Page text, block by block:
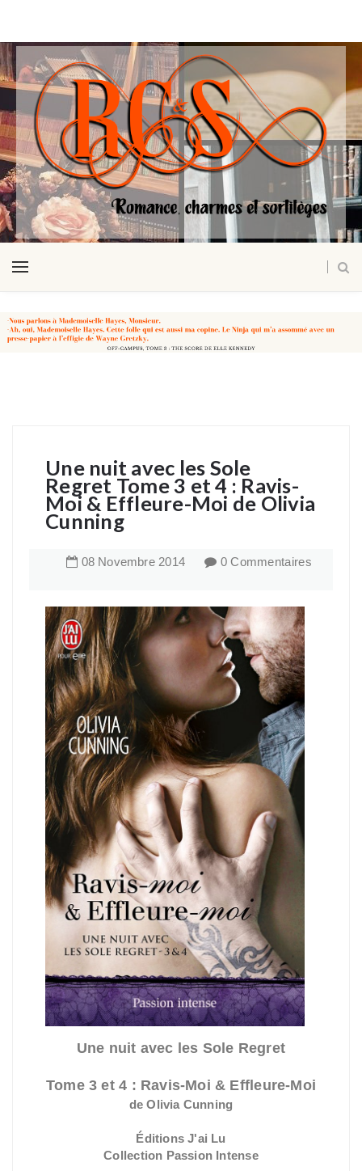
Une nuit avec les Sole
Regret Tome 3 et 4 : Ravis-
Moi & Effleure-Moi de Olivia
Cunning
08 Novembre 2014 0 Commentaires
Une nuit avec les Sole Regret
Tome 3 et 4 : Ravis-Moi & Effleure-Moi
de Olivia Cunning
Éditions J'ai Lu
Collection Passion Intense